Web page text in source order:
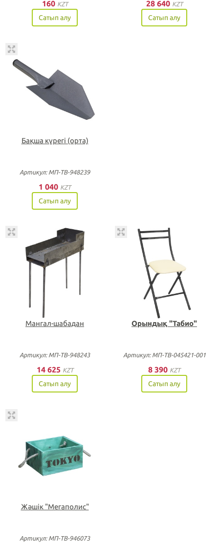
160 KZT
Сатып алу
28 640 KZT
Сатып алу
Бақша күрегі (орта)
Артикул: МП-ТВ-948239
1 040 KZT
Сатып алу
Мангал-шабадан
Артикул: МП-ТВ-948243
14 625 KZT
Сатып алу
Орындық "Табио"
Артикул: МП-ТВ-045421-001
8 390 KZT
Сатып алу
Жәшік "Мегаполис"
Артикул: МП-ТВ-946073